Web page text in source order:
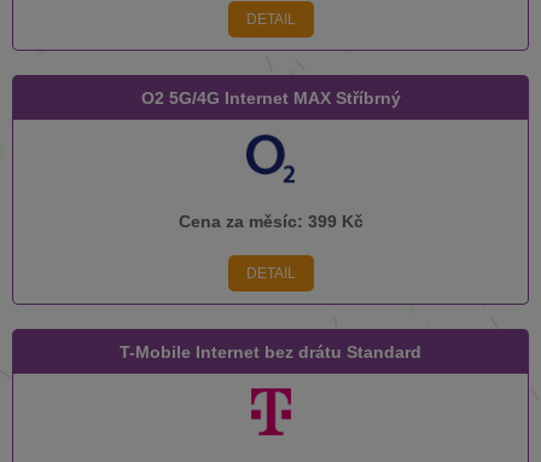
DETAIL
O2 5G/4G Internet MAX Stříbrný
Cena za měsíc: 399 Kč
DETAIL
T-Mobile Internet bez drátu Standard